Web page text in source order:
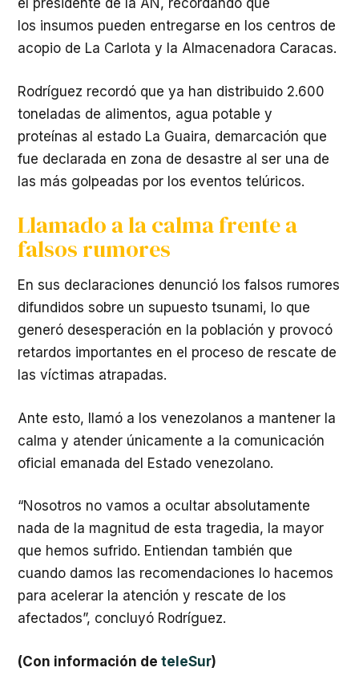
el presidente de la AN, recordando que
los insumos pueden entregarse en los centros de
acopio de La Carlota y la Almacenadora Caracas.
​Rodríguez recordó que ya han distribuido 2.600
toneladas de alimentos, agua potable y
proteínas al estado La Guaira, demarcación que
fue declarada en zona de desastre al ser una de
las más golpeadas por los eventos telúricos.
Llamado a la calma frente a
falsos rumores
​En sus declaraciones denunció los falsos rumores
difundidos sobre un supuesto tsunami, lo que
generó desesperación en la población y provocó
retardos importantes en el proceso de rescate de
las víctimas atrapadas.
​Ante esto, llamó a los venezolanos a mantener la
calma y atender únicamente a la comunicación
oficial emanada del Estado venezolano.
​“Nosotros no vamos a ocultar absolutamente
nada de la magnitud de esta tragedia, la mayor
que hemos sufrido. Entiendan también que
cuando damos las recomendaciones lo hacemos
para acelerar la atención y rescate de los
afectados”, concluyó Rodríguez.
(Con información de teleSur)